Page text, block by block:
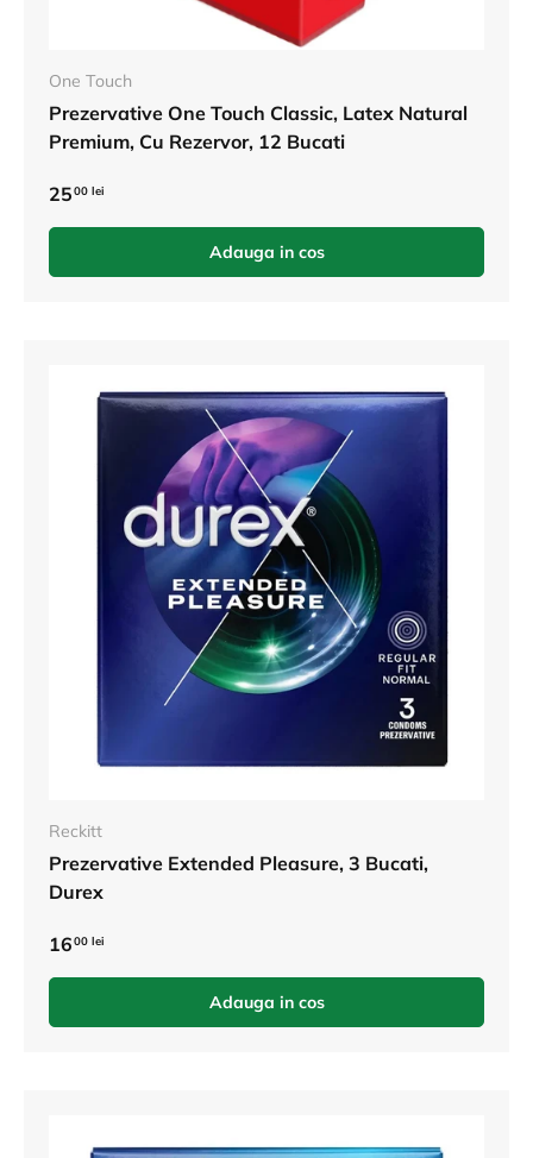
One Touch
Prezervative One Touch Classic, Latex Natural
Premium, Cu Rezervor, 12 Bucati
2500 lei
Adauga in cos
Reckitt
Prezervative Extended Pleasure, 3 Bucati,
Durex
1600 lei
Adauga in cos